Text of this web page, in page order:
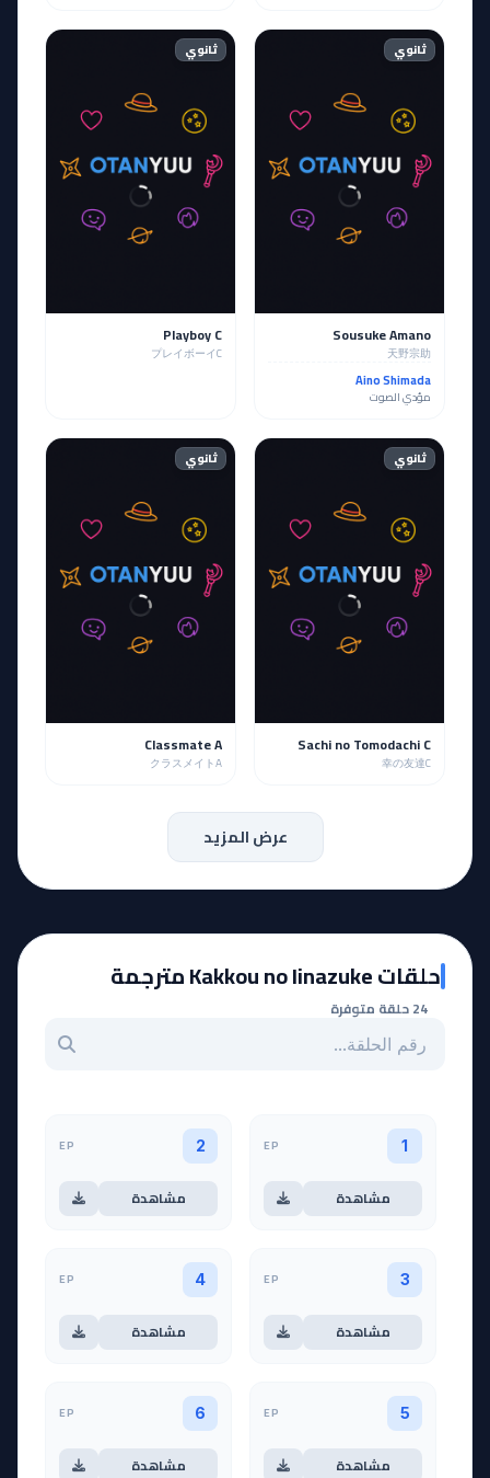
ثانوي
Sousuke Amano
天野宗助
Aino Shimada
مؤدي الصوت
ثانوي
Playboy C
プレイボーイC
ثانوي
Sachi no Tomodachi C
幸の友達C
ثانوي
Classmate A
クラスメイトA
عرض المزيد
حلقات Kakkou no Iinazuke مترجمة
24 حلقة متوفرة
بحث عن حلقة بالرقم
1
EP
مشاهدة
2
EP
مشاهدة
3
EP
مشاهدة
4
EP
مشاهدة
5
EP
مشاهدة
6
EP
مشاهدة